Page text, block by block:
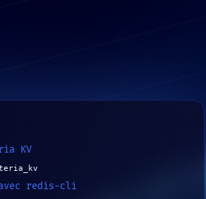
KV
redis-cli